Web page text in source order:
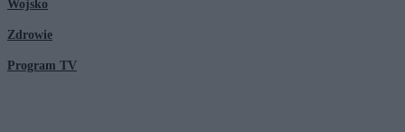
Wojsko
Zdrowie
Program TV